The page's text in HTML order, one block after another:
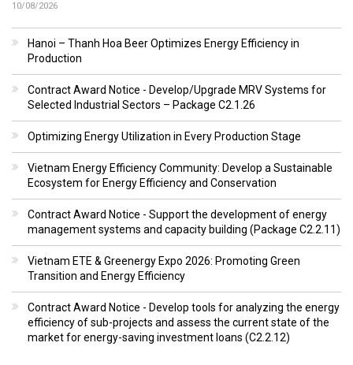
10/08/2026
Hanoi – Thanh Hoa Beer Optimizes Energy Efficiency in
Production
Contract Award Notice - Develop/Upgrade MRV Systems for
Selected Industrial Sectors – Package C2.1.26
Optimizing Energy Utilization in Every Production Stage
Vietnam Energy Efficiency Community: Develop a Sustainable
Ecosystem for Energy Efficiency and Conservation
Contract Award Notice - Support the development of energy
management systems and capacity building (Package C2.2.11)
Vietnam ETE & Greenergy Expo 2026: Promoting Green
Transition and Energy Efficiency
Contract Award Notice - Develop tools for analyzing the energy
efficiency of sub-projects and assess the current state of the
market for energy-saving investment loans (C2.2.12)